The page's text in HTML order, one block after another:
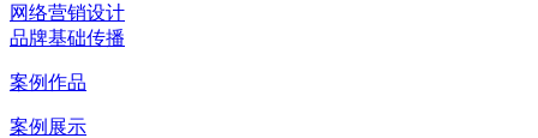
网络营销设计
品牌基础传播
案例作品
案例展示